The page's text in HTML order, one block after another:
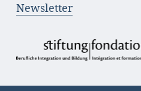
Newsletter